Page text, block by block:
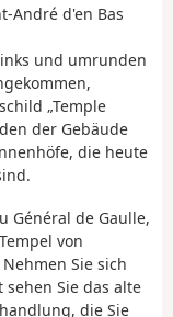
André d'en Bas
und umrunden
„Temple
der Gebäude
die heute
Général de Gaulle,
von
Sie sich
Sie das alte
die Sie